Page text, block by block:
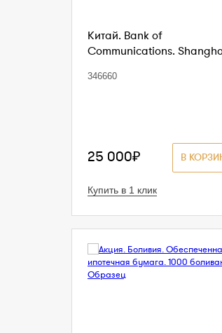
Китай. Bank of
Communications.
346660
В
25 000₽
Купить в 1 клик